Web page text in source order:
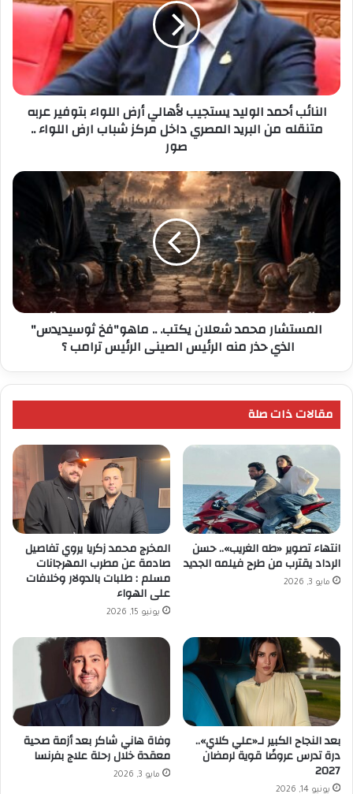
يستجيب
لأهالي
أرض
اللواء
بتوفير
عربه
متنقله
داخل
النائب أحمد الوليد يستجيب لأهالي أرض اللواء بتوفير عربه
متنقله من البريد المصري داخل مركز شباب ارض اللواء ..
صور
المستشار
ماهو"فخ
ثوسيديدس"
الذي
حذر
المستشار محمد شعلان يكتب. .. ماهو"فخ ثوسيديدس"
الذي حذر منه الرئيس الصينى الرئيس ترامب ؟
مقالات ذات صلة
انتهاء تصوير «طه الغريب».. حسن
الرداد يقترب من طرح فيلمه الجديد
مايو 3, 2026
المخرج محمد زكريا يروي تفاصيل
صادمة عن مطرب المهرجانات
مسلم : طلبات بالدولار وخلافات
على الهواء
يونيو 15, 2026
بعد النجاح الكبير لـ«علي كلاي»..
درة تدرس عروضًا قوية لرمضان
2027
يونيو 14, 2026
وفاة هاني شاكر بعد أزمة صحية
معقدة خلال رحلة علاج بفرنسا
مايو 3, 2026